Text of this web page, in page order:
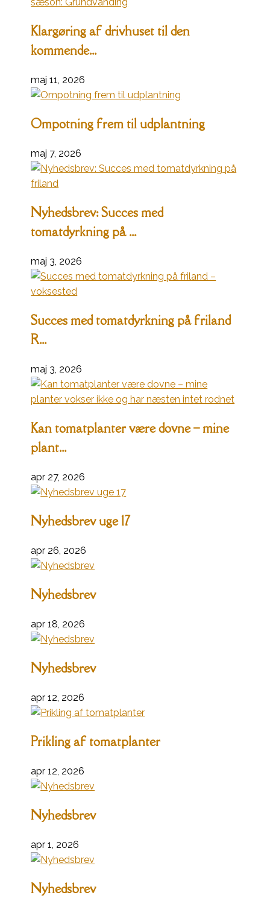
Klargøring af drivhuset til den
kommende...
maj 11, 2026
Ompotning frem til udplantning
maj 7, 2026
Nyhedsbrev: Succes med
tomatdyrkning på ...
maj 3, 2026
Succes med tomatdyrkning på friland
R...
maj 3, 2026
Kan tomatplanter være dovne – mine
plant...
apr 27, 2026
Nyhedsbrev uge 17
apr 26, 2026
Nyhedsbrev
apr 18, 2026
Nyhedsbrev
apr 12, 2026
Prikling af tomatplanter
apr 12, 2026
Nyhedsbrev
apr 1, 2026
Nyhedsbrev